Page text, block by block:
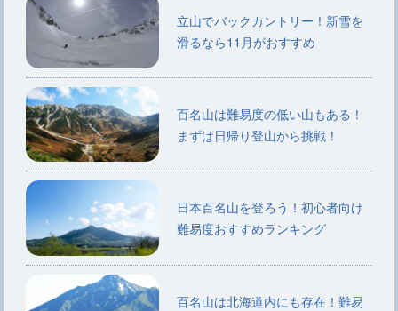
立山でバックカントリー！新雪を
滑るなら11月がおすすめ
百名山は難易度の低い山もある！
まずは日帰り登山から挑戦！
日本百名山を登ろう！初心者向け
難易度おすすめランキング
百名山は北海道内にも存在！難易